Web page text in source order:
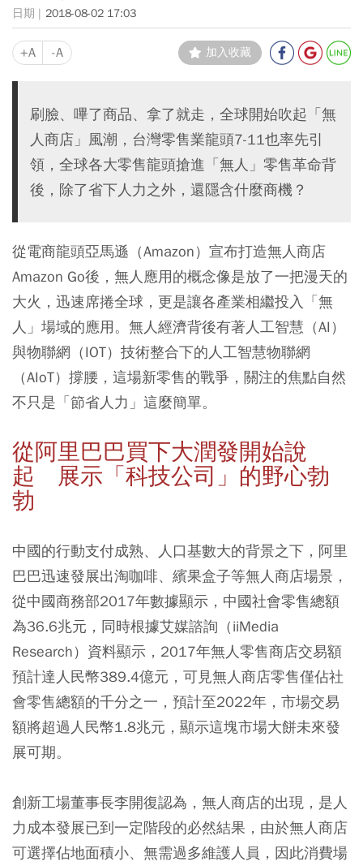
2018-08-02 17:03
+A -A 加入收藏
刷臉、嗶了商品、拿了就走，全球開始吹起「無
人商店」風潮，台灣零售業龍頭7-11也率先引
領，全球各大零售龍頭搶進「無人」零售革命背
後，除了省下人力之外，還隱含什麼商機？
從電商龍頭亞馬遜（Amazon）宣布打造無人商店
Amazon Go後，無人應用的概念像是放了一把漫天的
大火，迅速席捲全球，更是讓各產業相繼投入「無
人」場域的應用。無人經濟背後有著人工智慧（AI）
與物聯網（IOT）技術整合下的人工智慧物聯網
（AIoT）撐腰，這場新零售的戰爭，關注的焦點自然
不只是「節省人力」這麼簡單。
從阿里巴巴買下大潤發開始說
起 展示「科技公司」的野心勃
勃
中國的行動支付成熟、人口基數大的背景之下，阿里
巴巴迅速發展出淘咖啡、繽果盒子等無人商店場景，
從中國商務部2017年數據顯示，中國社會零售總額
為36.6兆元，同時根據艾媒諮詢（iiMedia
Research）資料顯示，2017年無人零售商店交易額
預計達人民幣389.4億元，可見無人商店零售僅佔社
會零售總額的千分之一，預計至2022年，市場交易
額將超過人民幣1.8兆元，顯示這塊市場大餅未來發
展可期。
創新工場董事長李開復認為，無人商店的出現，是人
力成本發展已到一定階段的必然結果，由於無人商店
可選擇佔地面積小、無需過多維護人員，因此消費場